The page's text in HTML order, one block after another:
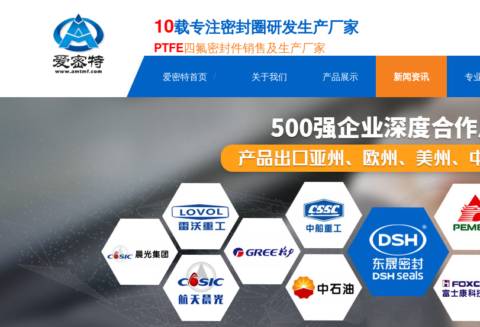
10载专注密封圈研发生产厂家
PTFE四氟密封件销售及生产厂家
爱密特首页 关于我们 产品展示 新闻资讯 专